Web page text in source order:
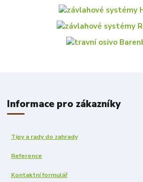
Informace pro zákazníky
Tipy a rady do zahrady
Reference
Kontaktní formulář